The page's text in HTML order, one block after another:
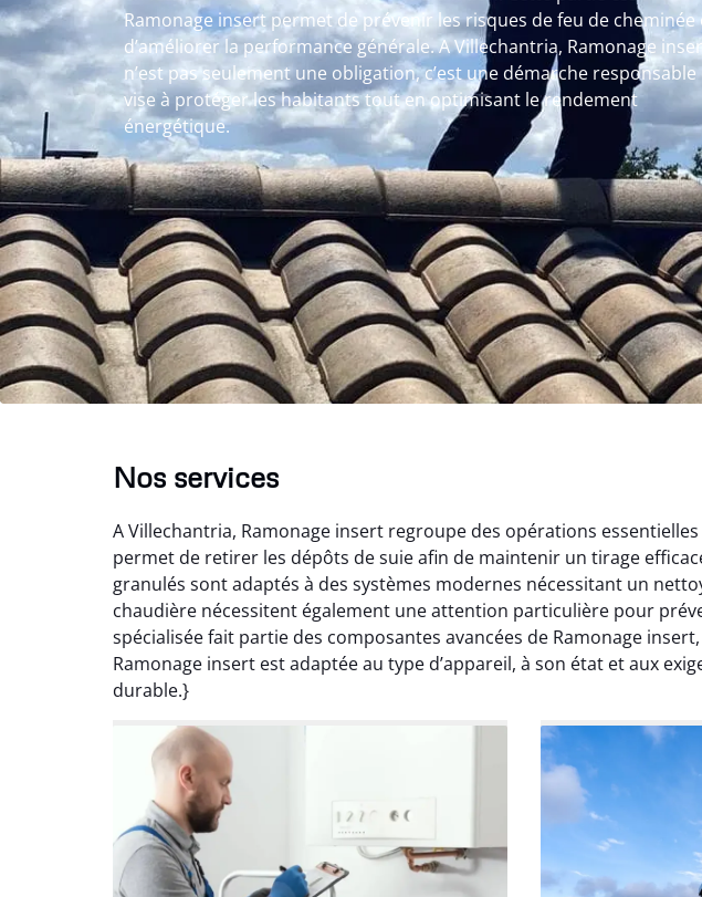
Ramonage insert permet de prévenir les risques de feu de cheminée
d’améliorer la performance générale. A Villechantria, Ramonage
n’est pas seulement une obligation, c’est une démarche
vise à protéger les habitants tout en optimisant le rendement
énergétique.
Nos services
A Villechantria, Ramonage insert regroupe des opérations
permet de retirer les dépôts de suie afin de maintenir un tirage
granulés sont adaptés à des systèmes modernes nécessitant un
chaudière nécessitent également une attention particulière pour
spécialisée fait partie des composantes avancées de Ramonage
Ramonage insert est adaptée au type d’appareil, à son état et aux
durable.}